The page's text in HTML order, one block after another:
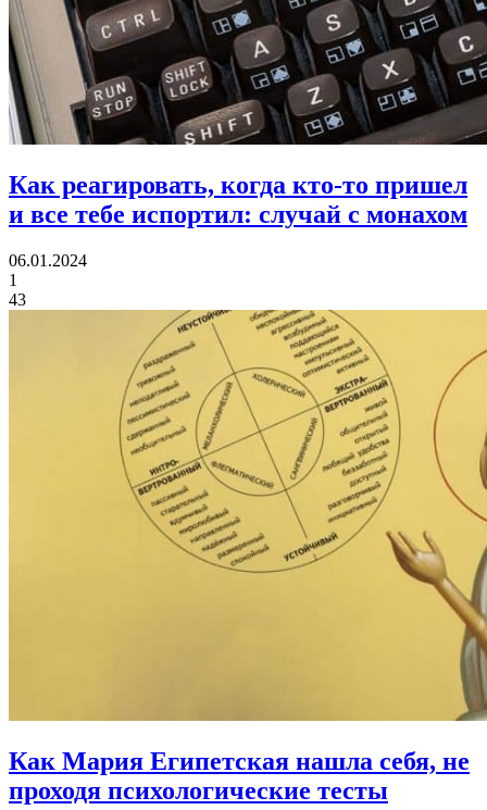
Как реагировать, когда кто-то пришел
и все тебе испортил: случай с монахом
06.01.2024
1
43
Как Мария Египетская нашла себя, не
проходя психологические тесты